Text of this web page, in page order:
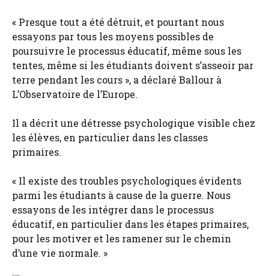
« Presque tout a été détruit, et pourtant nous
essayons par tous les moyens possibles de
poursuivre le processus éducatif, même sous les
tentes, même si les étudiants doivent s’asseoir par
terre pendant les cours », a déclaré Ballour à
L’Observatoire de l’Europe.
Il a décrit une détresse psychologique visible chez
les élèves, en particulier dans les classes
primaires.
« Il existe des troubles psychologiques évidents
parmi les étudiants à cause de la guerre. Nous
essayons de les intégrer dans le processus
éducatif, en particulier dans les étapes primaires,
pour les motiver et les ramener sur le chemin
d’une vie normale. »